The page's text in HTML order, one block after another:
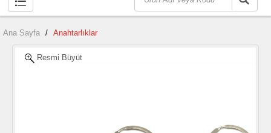
Ana Sayfa / Anahtarlıklar
Resmi Büyüt